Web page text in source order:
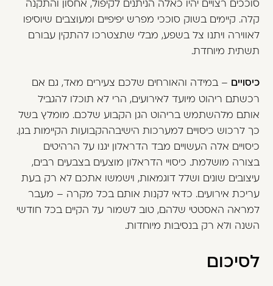
סוככים רצויים יהיו כאלה הניתנים לקיפול, אחסון והתקנה
קלה. קיימים בשוק סוככי מפרש יפיפיים ומעוצבים שיוסיפו
לאווירה ויתנו צל בשפע, מבלי שתצטרכו להתקין עבורם
תשתית מיוחדת.
כיסויים – במידה והאורחים שלכם צעירים מאד, גם אם
רכשתם ריהוט מיועד לאירועים, הרי לא תוכלו להגביל
אותם מלהשתמש בריהוט הגן הקבוע שלכם. מומלץ בשל
כך לרכוש כיסויים למערכות הישיבההקבועות הקיימות בגן.
כיסויים אלה העשויים מבד הדראלון יגנו על הרהיטים
בצורה מושלמת. כיסויי הדראלון מוצעים בצבעים רבים,
עיצובים שונים ושלל דוגמאות, וישמשו אתכם לא רק בעת
עריכת אירועים. כדאי לקנות אותם בכל מקרה – מעבר
למראה האסטטי שלהם, טוב לשמור על הקיים בכל חודשי
השנה ולא רק בנסיבות מיוחדות.
לסיכום